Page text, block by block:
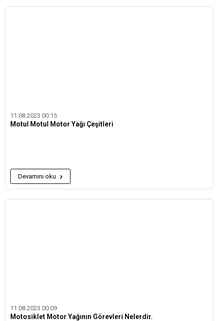
11.08.2023 00:15
Motul Motul Motor Yağı Çeşitleri
Devamını oku
11.08.2023 00:09
Motosiklet Motor Yağının Görevleri Nelerdir.